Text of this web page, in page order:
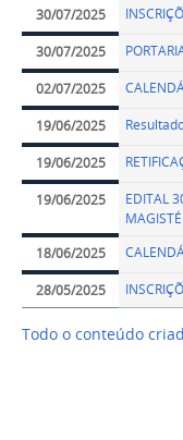
30/07/2025
30/07/2025
02/07/2025
19/06/2025
19/06/2025
19/06/2025
EDITAL
18/06/2025
28/05/2025
Todo o conteúdo